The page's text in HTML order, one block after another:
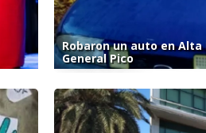
Robaron un auto en
General Pico